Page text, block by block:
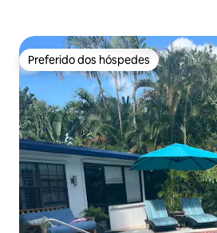
Preferido dos hóspedes
Preferido dos hóspedes